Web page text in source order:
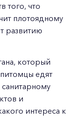
того, что
плотоядному
развитию
который
едят
и
интереса к